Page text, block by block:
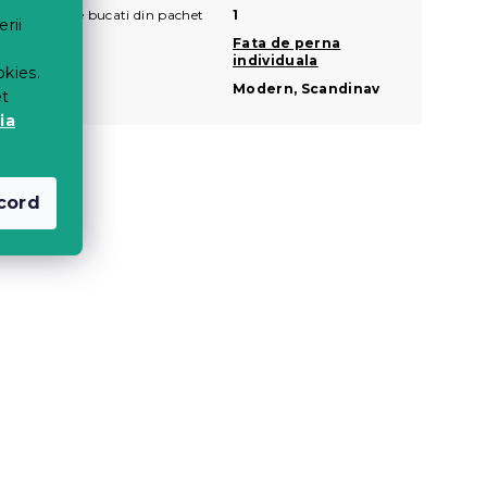
Numarul de bucati din pachet
1
Fata de perna
individuala
Modern, Scandinav